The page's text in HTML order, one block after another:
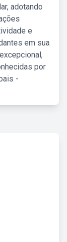
adotando
e
em sua
por
-